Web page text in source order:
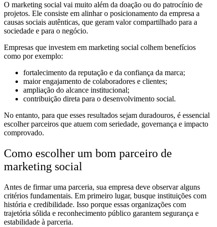
O marketing social vai muito além da doação ou do patrocínio de
projetos. Ele consiste em alinhar o posicionamento da empresa a
causas sociais autênticas, que geram valor compartilhado para a
sociedade e para o negócio.
Empresas que investem em marketing social colhem benefícios
como por exemplo:
fortalecimento da reputação e da confiança da marca;
maior engajamento de colaboradores e clientes;
ampliação do alcance institucional;
contribuição direta para o desenvolvimento social.
No entanto, para que esses resultados sejam duradouros, é essencial
escolher parceiros que atuem com seriedade, governança e impacto
comprovado.
Como escolher um bom parceiro de
marketing social
Antes de firmar uma parceria, sua empresa deve observar alguns
critérios fundamentais. Em primeiro lugar, busque instituições com
história e credibilidade. Isso porque essas organizações com
trajetória sólida e reconhecimento público garantem segurança e
estabilidade à parceria.